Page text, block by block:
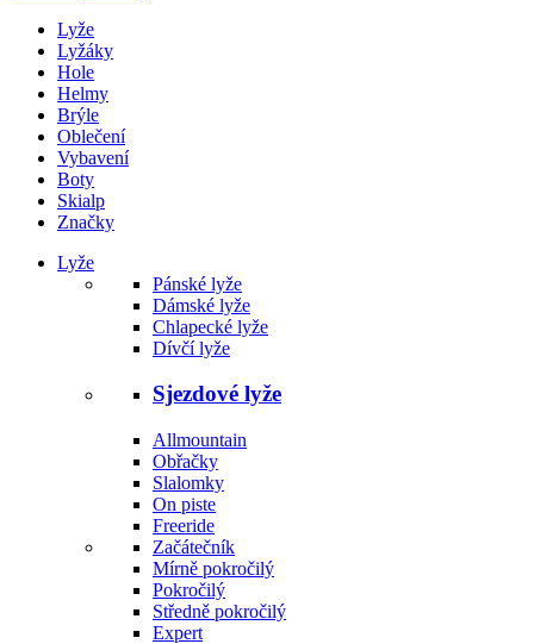
Lyže
Lyžáky
Hole
Helmy
Brýle
Oblečení
Vybavení
Boty
Skialp
Značky
Lyže
Pánské lyže
Dámské lyže
Chlapecké lyže
Dívčí lyže
Sjezdové lyže
Allmountain
Obřačky
Slalomky
On piste
Freeride
Začátečník
Mírně pokročilý
Pokročilý
Středně pokročilý
Expert